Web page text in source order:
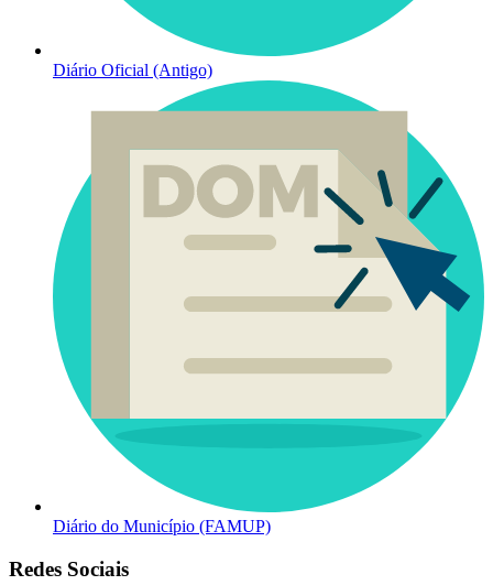
Diário Oficial (Antigo)
Diário do Município (FAMUP)
Redes Sociais